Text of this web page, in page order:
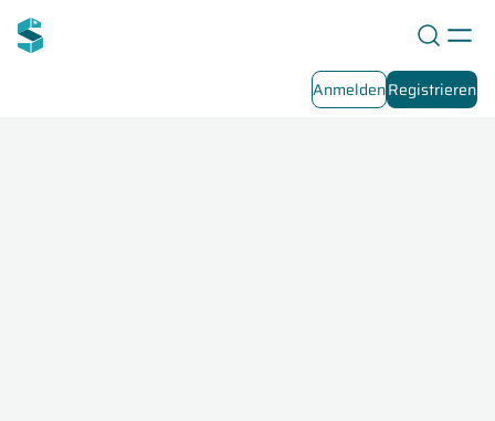
AnmeldenRegistrieren